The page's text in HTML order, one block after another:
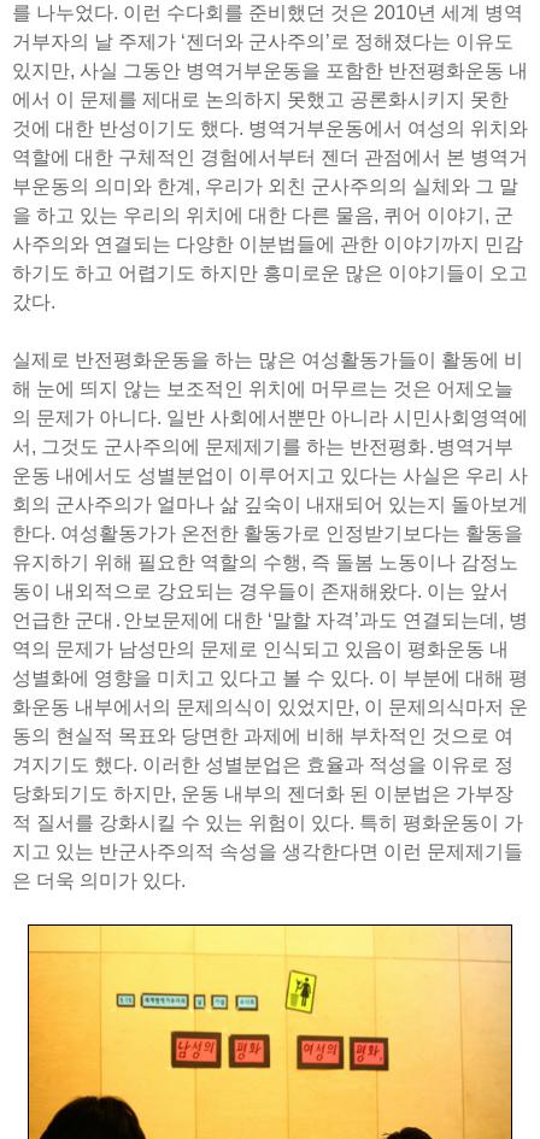
를 나누었다. 이런 수다회를 준비했던 것은 2010년 세계 병역
거부자의 날 주제가 ‘젠더와 군사주의’로 정해졌다는 이유도
있지만, 사실 그동안 병역거부운동을 포함한 반전평화운동 내
에서 이 문제를 제대로 논의하지 못했고 공론화시키지 못한
것에 대한 반성이기도 했다. 병역거부운동에서 여성의 위치와
역할에 대한 구체적인 경험에서부터 젠더 관점에서 본 병역거
부운동의 의미와 한계, 우리가 외친 군사주의의 실체와 그 말
을 하고 있는 우리의 위치에 대한 다른 물음, 퀴어 이야기, 군
사주의와 연결되는 다양한 이분법들에 관한 이야기까지 민감
하기도 하고 어렵기도 하지만 흥미로운 많은 이야기들이 오고
갔다.
실제로 반전평화운동을 하는 많은 여성활동가들이 활동에 비
해 눈에 띄지 않는 보조적인 위치에 머무르는 것은 어제오늘
의 문제가 아니다. 일반 사회에서뿐만 아니라 시민사회영역에
서, 그것도 군사주의에 문제제기를 하는 반전평화․병역거부
운동 내에서도 성별분업이 이루어지고 있다는 사실은 우리 사
회의 군사주의가 얼마나 삶 깊숙이 내재되어 있는지 돌아보게
한다. 여성활동가가 온전한 활동가로 인정받기보다는 활동을
유지하기 위해 필요한 역할의 수행, 즉 돌봄 노동이나 감정노
동이 내외적으로 강요되는 경우들이 존재해왔다. 이는 앞서
언급한 군대․안보문제에 대한 ‘말할 자격’과도 연결되는데, 병
역의 문제가 남성만의 문제로 인식되고 있음이 평화운동 내
성별화에 영향을 미치고 있다고 볼 수 있다. 이 부분에 대해 평
화운동 내부에서의 문제의식이 있었지만, 이 문제의식마저 운
동의 현실적 목표와 당면한 과제에 비해 부차적인 것으로 여
겨지기도 했다. 이러한 성별분업은 효율과 적성을 이유로 정
당화되기도 하지만, 운동 내부의 젠더화 된 이분법은 가부장
적 질서를 강화시킬 수 있는 위험이 있다. 특히 평화운동이 가
지고 있는 반군사주의적 속성을 생각한다면 이런 문제제기들
은 더욱 의미가 있다.